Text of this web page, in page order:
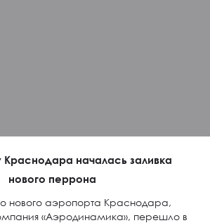
Краснодара началась заливка
нового перрона
нового аэропорта Краснодара,
«Аэродинамика», перешло в